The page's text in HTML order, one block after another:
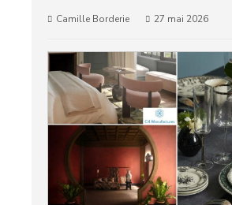
Camille Borderie 27 mai 2026